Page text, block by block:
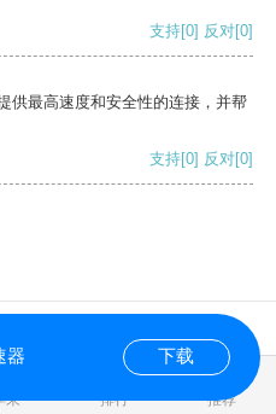
支持[0] 反对[0]
供最高速度和安全性的连接，并帮
支持[0] 反对[0]
果 排行 推荐
器 下载
0.019373s